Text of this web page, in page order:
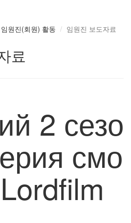
임원진(회원) 활동 임원진 보도자료
료
2 сезо
смо